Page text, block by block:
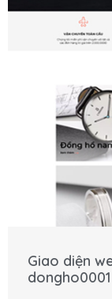
Giao diện
dongho0001